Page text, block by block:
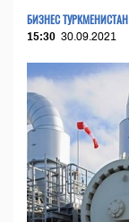
БИЗНЕС ТУРКМЕНИСТАН
15:30 30.09.2021